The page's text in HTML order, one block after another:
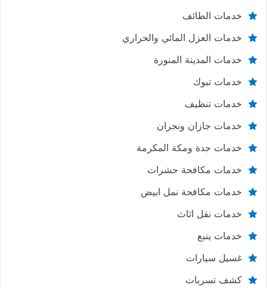
خدمات الطائف
خدمات العزل المائي والحراري
خدمات المدينة المنورة
خدمات تبوك
خدمات تنظيف
خدمات جازان ونجران
خدمات جدة ومكة المكرمة
خدمات مكافحة حشرات
خدمات مكافحة نمل ابيض
خدمات نقل اثاث
خدمات ينبع
غسيل سيارات
كشف تسربات